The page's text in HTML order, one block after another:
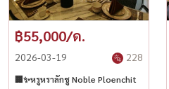
฿55,000/ด.
2026-03-19 228
🏢✨หรูหราลักชู Noble Ploenchit